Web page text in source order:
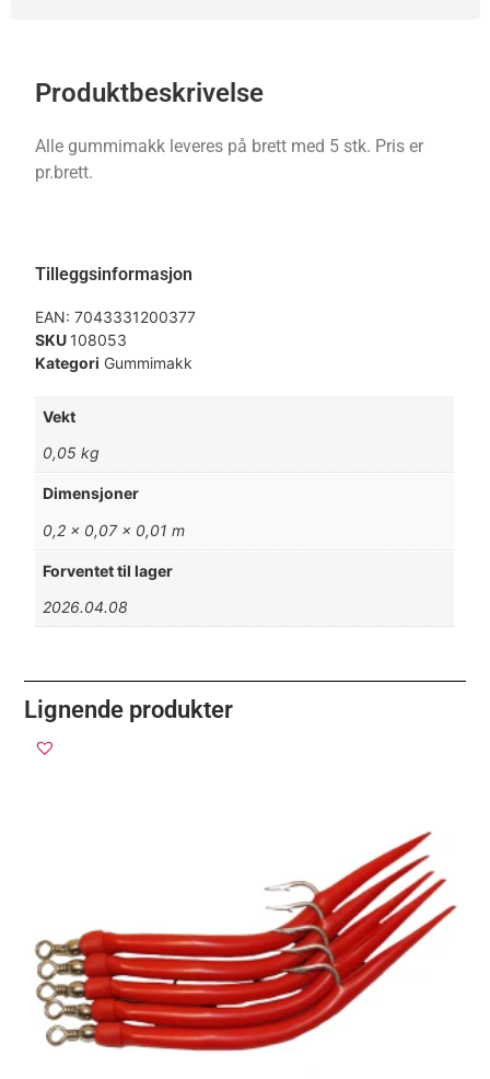
Produktbeskrivelse
Alle gummimakk leveres på brett med 5 stk. Pris er
pr.brett.
Tilleggsinformasjon
EAN:7043331200377
SKU 108053
Kategori Gummimakk
Vekt
0,05 kg
Dimensjoner
0,2 × 0,07 × 0,01 m
Forventet til lager
2026.04.08
Lignende produkter